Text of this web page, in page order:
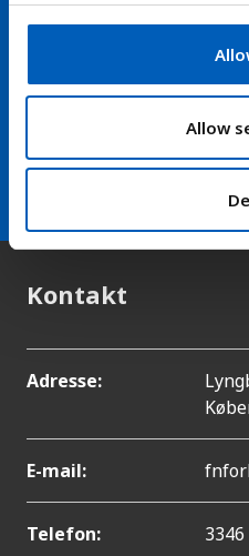
Allow
Hold dig
fra FN-forbundet
Modtag vores
Kontakt
Adresse:
E-mail:
Telefon: